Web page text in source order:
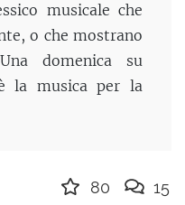
musicale che
o che mostrano
domenica su
la musica per la
80 15